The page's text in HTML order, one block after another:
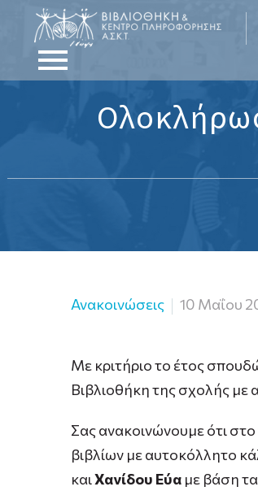
Ανακοινώσεις 10 Μαΐου
Με κριτήριο το έτος
Βιβλιοθήκη της σχολής με
Σας ανακοινώνουμε ότι
βιβλίων με αυτοκόλλητο
καιΧανίδου Εύα με βάση